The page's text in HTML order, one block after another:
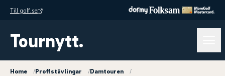
Till golf.se
Tournytt.
Home /Proffstävlingar /Damtouren
/